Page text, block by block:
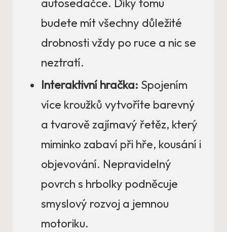
budete mít všechny důležité
drobnosti vždy po ruce a nic se
neztratí.
Interaktivní hračka: Spojením
více kroužků vytvoříte barevný
a tvarově zajímavý řetěz, který
miminko zabaví při hře, kousání i
objevování. Nepravidelný
povrch s hrbolky podněcuje
smyslový rozvoj a jemnou
motoriku.